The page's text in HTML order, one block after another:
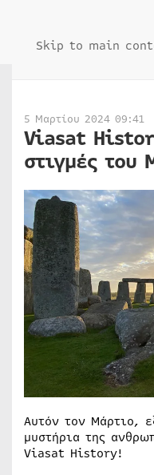
Skip to main
5 Μαρτίου 2024 09:41
Viasat
στιγμές του
Αυτόν τον Μάρτιο,
μυστήρια της
Viasat History!